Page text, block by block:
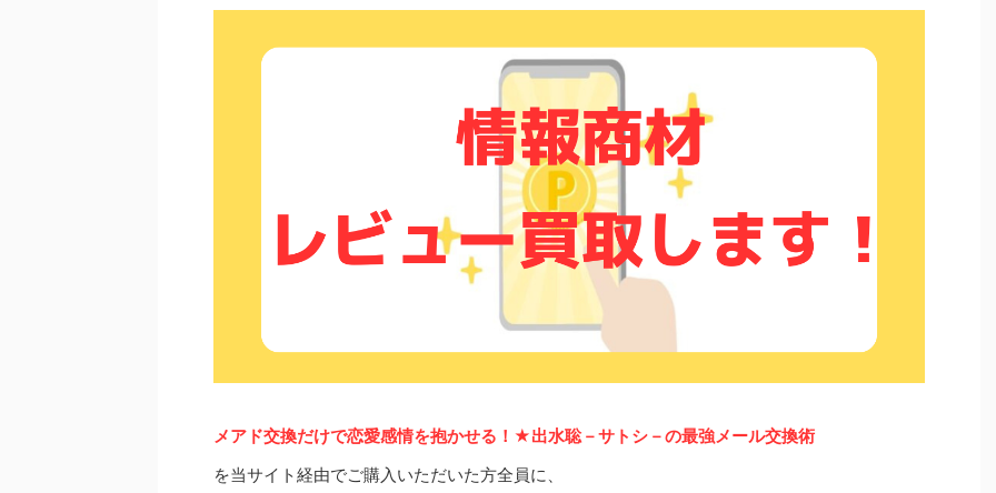
メアド交換だけで恋愛感情を抱かせる！★出水聡－サトシ－の最強メール交換術
を当サイト経由でご購入いただいた方全員に、